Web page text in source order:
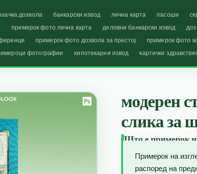
дозвола банкарски извод лична карта пасоши
примерок фото лична карта деловни банкарски извод
примерок фото дозвола за престој примерок фото
фотографии хипотекарни извод картички
модерен
слика за
Што е примерок
Примерок на
распоред на